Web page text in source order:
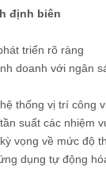
định biên
triển rõ ràng
doanh với ngân
thống vị trí công
suất các nhiệm
vọng về mức độ
dụng tự động